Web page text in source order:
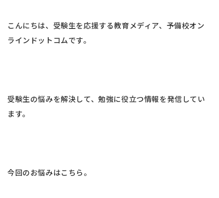
こんにちは、受験生を応援する教育メディア、予備校オン
ラインドットコムです。
受験生の悩みを解決して、勉強に役立つ情報を発信してい
ます。
今回のお悩みはこちら。